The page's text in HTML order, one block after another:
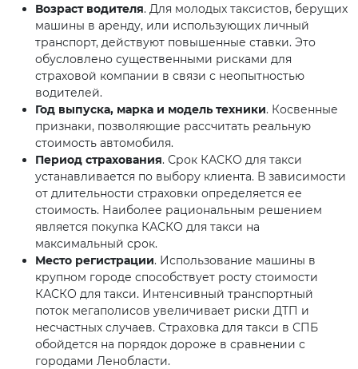
Возраст водителя. Для молодых таксистов, берущих
машины в аренду, или использующих личный
транспорт, действуют повышенные ставки. Это
обусловлено существенными рисками для
страховой компании в связи с неопытностью
водителей.
Год выпуска, марка и модель техники. Косвенные
признаки, позволяющие рассчитать реальную
стоимость автомобиля.
Период страхования. Срок КАСКО для такси
устанавливается по выбору клиента. В зависимости
от длительности страховки определяется ее
стоимость. Наиболее рациональным решением
является покупка КАСКО для такси на
максимальный срок.
Место регистрации. Использование машины в
крупном городе способствует росту стоимости
КАСКО для такси. Интенсивный транспортный
поток мегаполисов увеличивает риски ДТП и
несчастных случаев. Страховка для такси в СПБ
обойдется на порядок дороже в сравнении с
городами Ленобласти.